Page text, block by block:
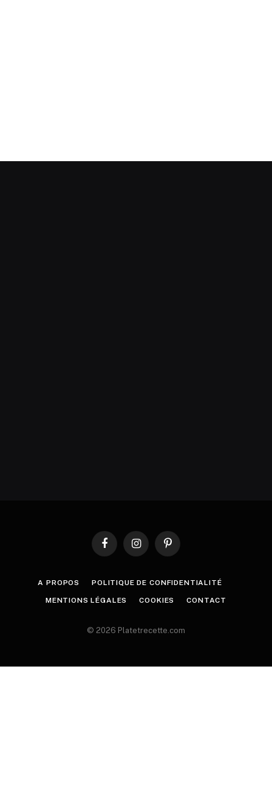
FacebookInstagramPinterest
A PROPOS POLITIQUE DE CONFIDENTIALITÉ
MENTIONS LÉGALES COOKIES CONTACT
© 2026 Platetrecette.com